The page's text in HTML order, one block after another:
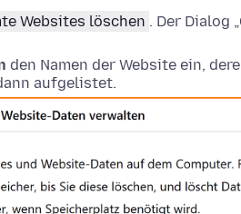
Websites löschen . Der Dialog
den Namen der Website ein,
aufgelistet.